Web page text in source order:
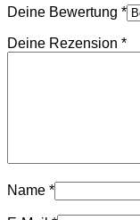
Deine Bewertung *
Deine Rezension *
Name *